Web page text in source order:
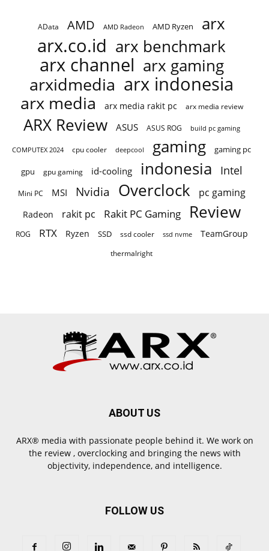
AData AMD AMD Radeon AMD Ryzen arx
arx.co.id arx benchmark
arx channel arx gaming
arxidmedia arx indonesia
arx media arx media rakit pc arx media review
ARX Review ASUS ASUS ROG build pc gaming
COMPUTEX 2024 cpu cooler deepcool gaming gaming pc
gpu gpu gaming id-cooling indonesia Intel
Mini PC MSI Nvidia Overclock pc gaming
Radeon rakit pc Rakit PC Gaming Review
ROG RTX Ryzen SSD ssd cooler ssd nvme TeamGroup
thermalright
ABOUT US
ARX® media with passionate people behind it. We work on
the review , overclocking and bringing the news with
objectivity, independence, and intelligence.
FOLLOW US